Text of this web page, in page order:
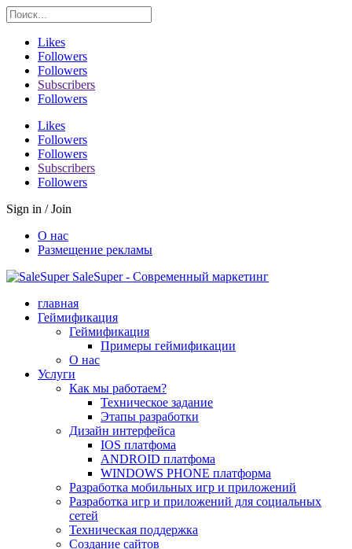
Likes
Followers
Followers
Subscribers
Followers
Likes
Followers
Followers
Subscribers
Followers
Sign in / Join
О нас
Размещение рекламы
SaleSuper - Современный маркетинг
главная
Геймификация
Геймификация
Примеры геймификации
О нас
Услуги
Как мы работаем?
Техническое задание
Этапы разработки
Дизайн интерфейса
IOS платфома
ANDROID платфома
WINDOWS PHONE платформа
Разработка мобильных игр и приложений
Разработка игр и приложений для социальных
сетей
Техническая поддержка
Создание сайтов